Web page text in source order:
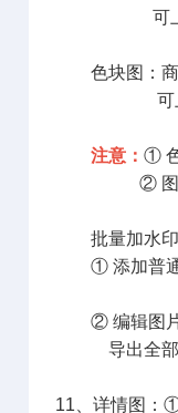
可上传
色块图：商
可上传
注意： ①
② 图片仅支
批量加水印
① 添加普通
② 编辑图片
导出全部图
11、详情图：